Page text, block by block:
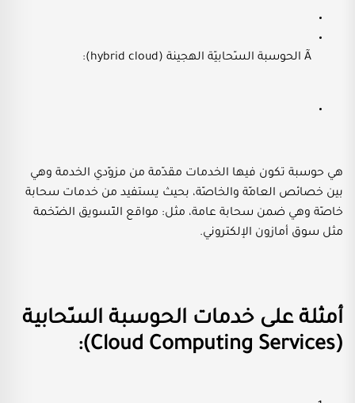
Ã الحوسبة السّحابيّة الهجينة (hybrid cloud):
هي حوسبة تكون فيها الخدمات مقدّمة من مزوّدي الخدمة وهي
بين خصائص العامّة والخاصّة، بحيث يستفيد من خدمات سحابة
خاصّة وهي ضمن سحابة عامة، مثل: مواقع التّسويق الضّخمة
مثل سوق أمازون الإلكتروني.
أمثلة على خدمات الحوسبة السّحابية
(Cloud Computing Services):